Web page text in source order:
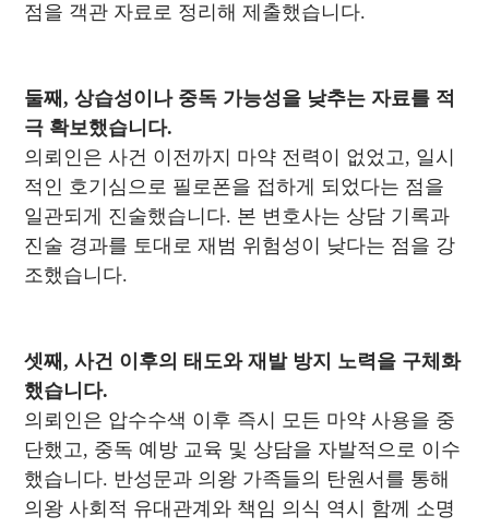
점을 객관 자료로 정리해 제출했습니다.
둘째, 상습성이나 중독 가능성을 낮추는 자료를 적
극 확보했습니다.
의뢰인은 사건 이전까지 마약 전력이 없었고, 일시
적인 호기심으로 필로폰을 접하게 되었다는 점을
일관되게 진술했습니다. 본 변호사는 상담 기록과
진술 경과를 토대로 재범 위험성이 낮다는 점을 강
조했습니다.
셋째, 사건 이후의 태도와 재발 방지 노력을 구체화
했습니다.
의뢰인은 압수수색 이후 즉시 모든 마약 사용을 중
단했고, 중독 예방 교육 및 상담을 자발적으로 이수
했습니다. 반성문과 의왕 가족들의 탄원서를 통해
의왕 사회적 유대관계와 책임 의식 역시 함께 소명